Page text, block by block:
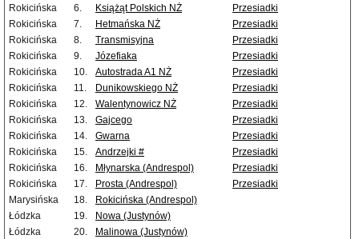
Rokicińska
6. Książąt Polskich NŻ
Przesiadki
Rokicińska
7. Hetmańska NŻ
Przesiadki
Rokicińska
8. Transmisyjna
Przesiadki
Rokicińska
9. Józefiaka
Przesiadki
Rokicińska
10. Autostrada A1 NŻ
Przesiadki
Rokicińska
11. Dunikowskiego NŻ
Przesiadki
Rokicińska
12. Walentynowicz NŻ
Przesiadki
Rokicińska
13. Gajcego
Przesiadki
Rokicińska
14. Gwarna
Przesiadki
Rokicińska
15. Andrzejki #
Przesiadki
Rokicińska
16. Młynarska (Andrespol)
Przesiadki
Rokicińska
17. Prosta (Andrespol)
Przesiadki
Marysińska
18.
Rokicińska (Andrespol)
Łódzka
19.
Nowa (Justynów)
Łódzka
20.
Malinowa (Justynów)